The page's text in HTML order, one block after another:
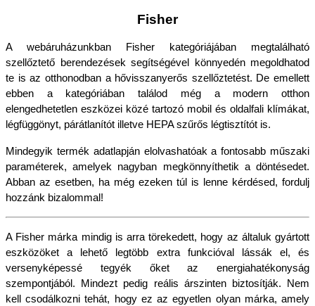
Fisher
A webáruházunkban Fisher kategóriájában megtalálható
szellőztető berendezések segítségével könnyedén megoldhatod
te is az otthonodban a hővisszanyerős szellőztetést. De emellett
ebben a kategóriában találod még a modern otthon
elengedhetetlen eszközei közé tartozó mobil és oldalfali klímákat,
légfüggönyt, párátlanítót illetve HEPA szűrős légtisztítót is.
Mindegyik termék adatlapján elolvashatóak a fontosabb műszaki
paraméterek, amelyek nagyban megkönnyíthetik a döntésedet.
Abban az esetben, ha még ezeken túl is lenne kérdésed, fordulj
hozzánk bizalommal!
A Fisher márka mindig is arra törekedett, hogy az általuk gyártott
eszközöket a lehető legtöbb extra funkcióval lássák el, és
versenyképessé tegyék őket az energiahatékonyság
szempontjából. Mindezt pedig reális árszinten biztosítják. Nem
kell csodálkozni tehát, hogy ez az egyetlen olyan márka, amely